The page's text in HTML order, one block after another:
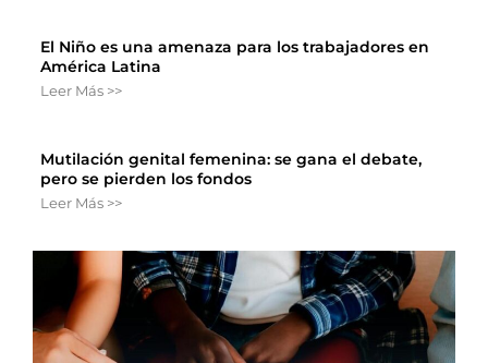
El Niño es una amenaza para los trabajadores en
América Latina
Leer Más >>
Mutilación genital femenina: se gana el debate,
pero se pierden los fondos
Leer Más >>